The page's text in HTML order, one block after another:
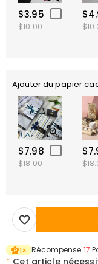
$3.95
$10.00
Ajouter du papier
$7.98
$18.00
1× Récompense 17
* Cet article